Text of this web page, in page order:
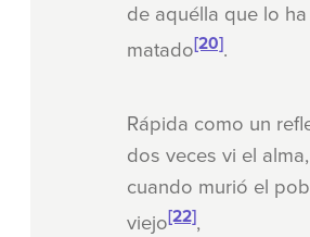
de aquélla que lo ha
matado[20].
Rápida como un
dos veces vi el
cuando murió el
viejo[22],